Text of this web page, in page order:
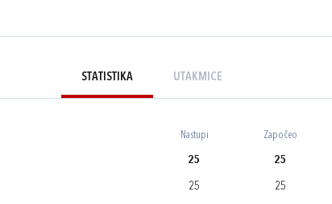
STATISTIKA UTAKMICE
Nastupi Započeo
25 25
25 25